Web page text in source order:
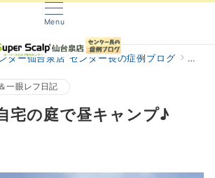
Menu
ター仙台泉店 センター長の症例ブログ 阿部
一眼レフ日記
宅の庭で昼キャンプ♪